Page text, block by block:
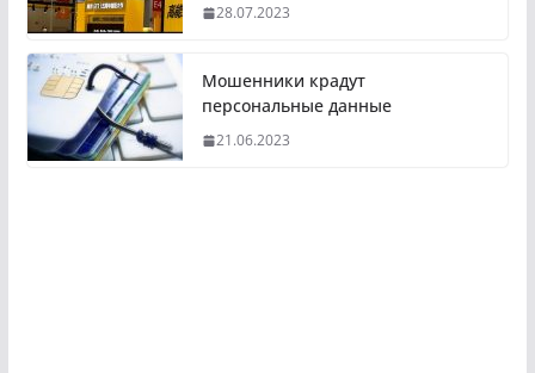
28.07.2023
Мошенники крадут
персональные данные
21.06.2023